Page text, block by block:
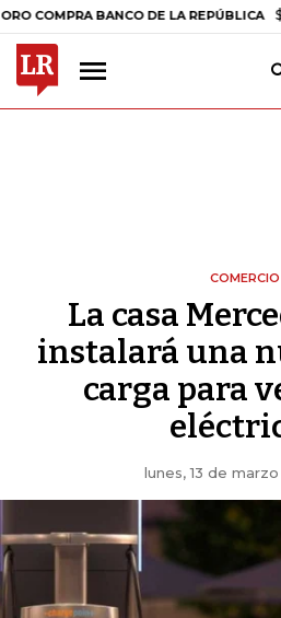
BANCO DE LA REPÚBLICA $
COMERCIO
La casa
instalará una
carga para
lunes, 13 de